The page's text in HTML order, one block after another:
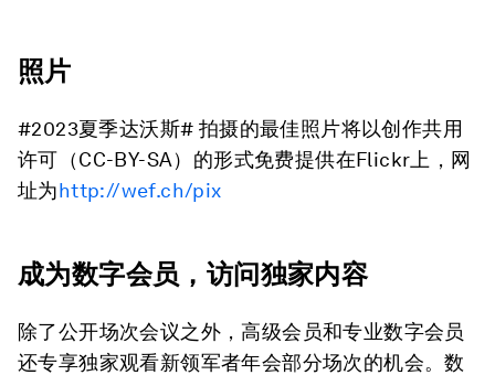
照片
#2023夏季达沃斯# 拍摄的最佳照片将以创作共用
许可（CC-BY-SA）的形式免费提供在Flickr上，网
址为http://wef.ch/pix
成为数字会员，访问独家内容
除了公开场次会议之外，高级会员和专业数字会员
还专享独家观看新领军者年会部分场次的机会。数